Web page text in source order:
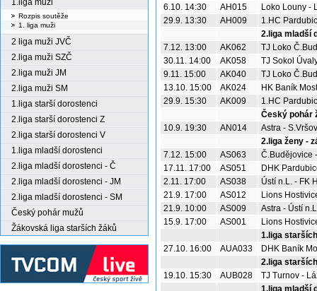
1.liga muži
Rozpis soutěže
1. liga muži
2 liga muži JVČ
2.liga muži SZČ
2.liga muži JM
2.liga muži SM
1.liga starší dorostenci
2.liga starší dorostenci Z
2.liga starší dorostenci V
1.liga mladší dorostenci
2.liga mladší dorostenci - Č
2.liga mladší dorostenci - JM
2.liga mladší dorostenci - SM
Český pohár mužů
Žákovská liga starších žáků
6.10. 14:30
AH015
Loko Louny -
29.9. 13:30
AH009
1.HC
2.liga mladší
7.12. 13:00
AK062
TJ Loko
30.11. 14:00
AK058
TJ Sokol
9.11. 15:00
AK040
TJ Loko
13.10. 15:00
AK024
HK Baník
29.9. 15:30
AK009
1.HC
Český pohár
10.9. 19:30
AN014
Astra -
2.liga ženy -
7.12. 15:00
AS063
Č.Budějovice
17.11. 17:00
AS051
DHK
2.11. 17:00
AS038
Ústí n.L. - FK
21.9. 17:00
AS012
Lions
21.9. 10:00
AS009
Astra - Ústí
15.9. 17:00
AS001
Lions
1.liga
27.10. 16:00
AUA033
DHK Baník
2.liga
19.10. 15:30
AUB028
TJ Turnov -